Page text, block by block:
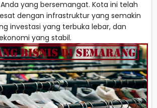
yang bersemangat. Kota ini telah
dengan infrastruktur yang semakin
investasi yang terbuka lebar, dan
yang stabil.